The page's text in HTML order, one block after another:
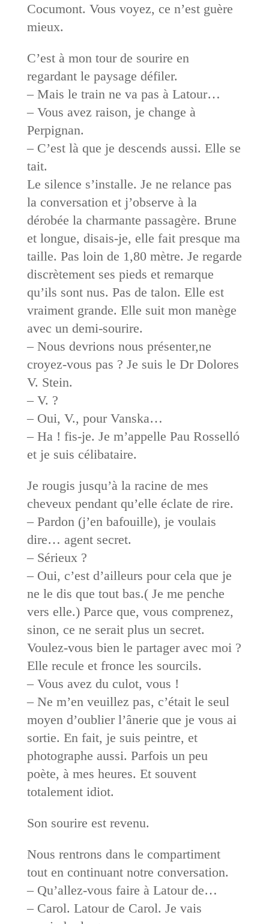
Cocumont. Vous voyez, ce n’est guère
mieux.
C’est à mon tour de sourire en
regardant le paysage défiler.
– Mais le train ne va pas à Latour…
– Vous avez raison, je change à
Perpignan.
– C’est là que je descends aussi. Elle se
tait.
Le silence s’installe. Je ne relance pas
la conversation et j’observe à la
dérobée la charmante passagère. Brune
et longue, disais-je, elle fait presque ma
taille. Pas loin de 1,80 mètre. Je regarde
discrètement ses pieds et remarque
qu’ils sont nus. Pas de talon. Elle est
vraiment grande. Elle suit mon manège
avec un demi-sourire.
– Nous devrions nous présenter,ne
croyez-vous pas ? Je suis le Dr Dolores
V. Stein.
– V. ?
– Oui, V., pour Vanska…
– Ha ! fis-je. Je m’appelle Pau Rosselló
et je suis célibataire.
Je rougis jusqu’à la racine de mes
cheveux pendant qu’elle éclate de rire.
– Pardon (j’en bafouille), je voulais
dire… agent secret.
– Sérieux ?
– Oui, c’est d’ailleurs pour cela que je
ne le dis que tout bas.( Je me penche
vers elle.) Parce que, vous comprenez,
sinon, ce ne serait plus un secret.
Voulez-vous bien le partager avec moi ?
Elle recule et fronce les sourcils.
– Vous avez du culot, vous !
– Ne m’en veuillez pas, c’était le seul
moyen d’oublier l’ânerie que je vous ai
sortie. En fait, je suis peintre, et
photographe aussi. Parfois un peu
poète, à mes heures. Et souvent
totalement idiot.
Son sourire est revenu.
Nous rentrons dans le compartiment
tout en continuant notre conversation.
– Qu’allez-vous faire à Latour de…
– Carol. Latour de Carol. Je vais